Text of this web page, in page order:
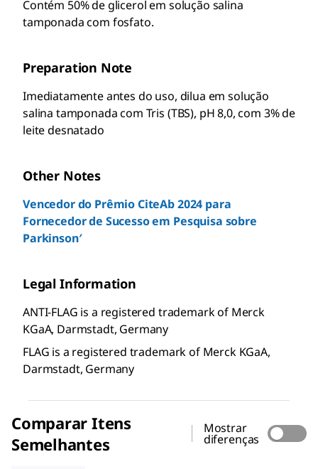
Contém 50% de glicerol em solução salina
tamponada com fosfato.
Preparation Note
Imediatamente antes do uso, dilua em solução
salina tamponada com Tris (TBS), pH 8,0, com 3% de
leite desnatado
Other Notes
Vencedor do Prêmio CiteAb 2024 para
Fornecedor de Sucesso em Pesquisa sobre
Parkinson′
Legal Information
ANTI-FLAG is a registered trademark of Merck
KGaA, Darmstadt, Germany
FLAG is a registered trademark of Merck KGaA,
Darmstadt, Germany
Comparar Itens
Semelhantes
Mostrar
diferenças